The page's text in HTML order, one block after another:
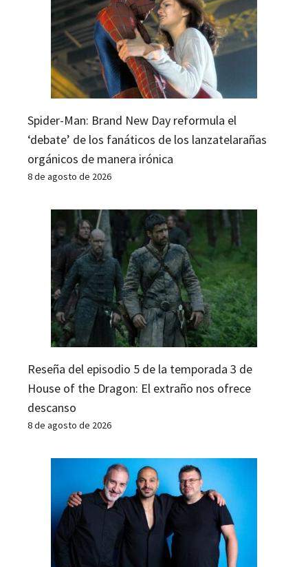
Spider-Man: Brand New Day reformula el
‘debate’ de los fanáticos de los lanzatelarañas
orgánicos de manera irónica
8 de agosto de 2026
Reseña del episodio 5 de la temporada 3 de
House of the Dragon: El extraño nos ofrece
descanso
8 de agosto de 2026